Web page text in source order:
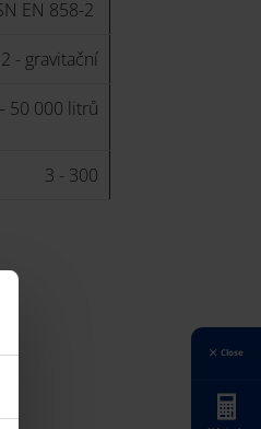
EN 858-2
- gravitační
50 000 litrů
3 - 300
Close